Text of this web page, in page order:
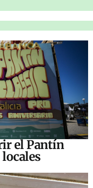
el Pantín
locales